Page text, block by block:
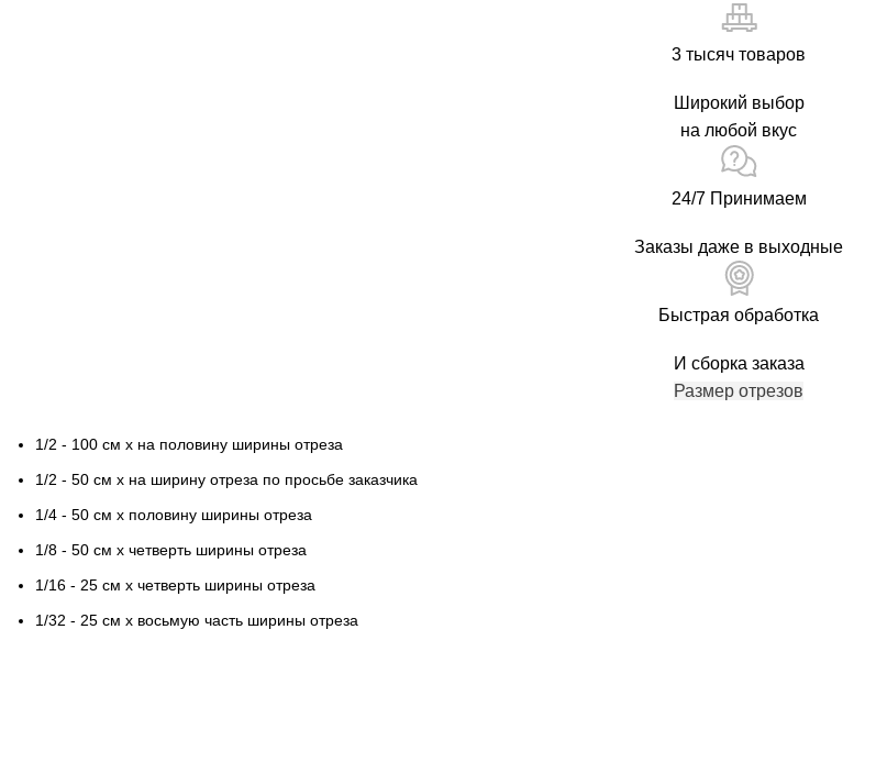
3 тысяч товаров
Широкий выбор
на любой вкус
24/7 Принимаем
Заказы даже в выходные
Быстрая обработка
И сборка заказа
Размер отрезов
1/2 - 100 см х на половину ширины отреза
1/2 - 50 см х на ширину отреза по просьбе заказчика
1/4 - 50 см х половину ширины отреза
1/8 - 50 см х четверть ширины отреза
1/16 - 25 см х четверть ширины отреза
1/32 - 25 см х восьмую часть ширины отреза